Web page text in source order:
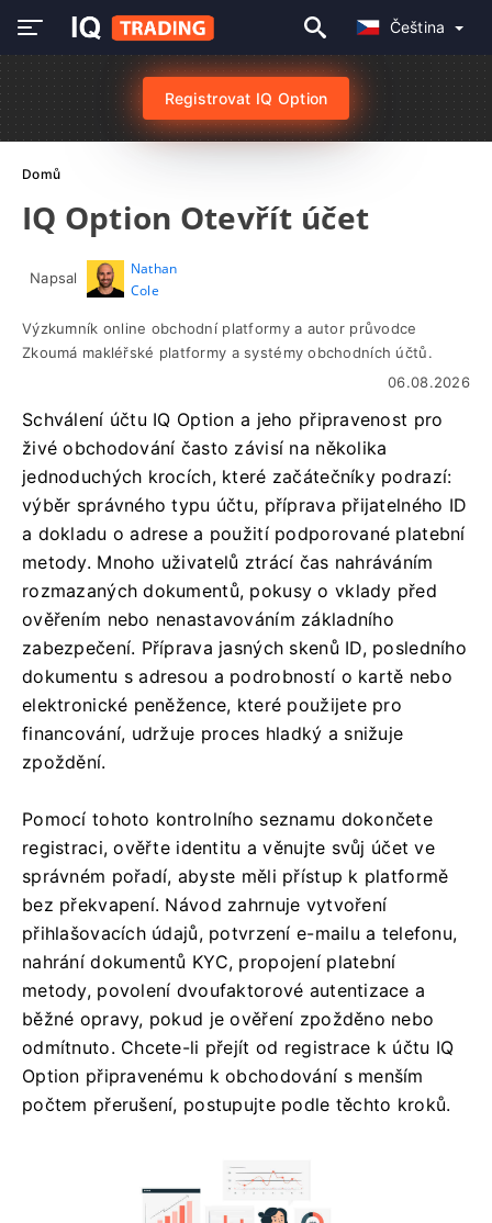
Čeština
Registrovat IQ Option
Domů
IQ Option Otevřít účet
Napsal
Nathan
Cole
Výzkumník online obchodní platformy a autor průvodce
Zkoumá makléřské platformy a systémy obchodních účtů.
06.08.2026
Schválení účtu IQ Option a jeho připravenost pro
živé obchodování často závisí na několika
jednoduchých krocích, které začátečníky podrazí:
výběr správného typu účtu, příprava přijatelného ID
a dokladu o adrese a použití podporované platební
metody. Mnoho uživatelů ztrácí čas nahráváním
rozmazaných dokumentů, pokusy o vklady před
ověřením nebo nenastavováním základního
zabezpečení. Příprava jasných skenů ID, posledního
dokumentu s adresou a podrobností o kartě nebo
elektronické peněžence, které použijete pro
financování, udržuje proces hladký a snižuje
zpoždění.
Pomocí tohoto kontrolního seznamu dokončete
registraci, ověřte identitu a věnujte svůj účet ve
správném pořadí, abyste měli přístup k platformě
bez překvapení. Návod zahrnuje vytvoření
přihlašovacích údajů, potvrzení e-mailu a telefonu,
nahrání dokumentů KYC, propojení platební
metody, povolení dvoufaktorové autentizace a
běžné opravy, pokud je ověření zpožděno nebo
odmítnuto. Chcete-li přejít od registrace k účtu IQ
Option připravenému k obchodování s menším
počtem přerušení, postupujte podle těchto kroků.